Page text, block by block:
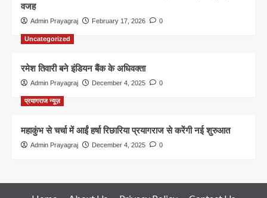
वजह
Admin Prayagraj February 17, 2026 0
Uncategorized
रमेश तिवारी बने इंडियन बैंक के अधिवक्ता
Admin Prayagraj December 4, 2025 0
प्रयागराज न्यूज़
महाकुंभ से चर्चा में आईं हर्षा रिछारिया प्रयागराज से करेंगी नई शुरुआत
Admin Prayagraj December 4, 2025 0